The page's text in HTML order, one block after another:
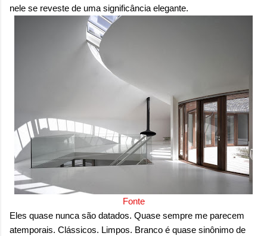
nele se reveste de uma significância elegante.
Fonte
Eles quase nunca são datados. Quase sempre me parecem
atemporais. Clássicos. Limpos. Branco é quase sinônimo de